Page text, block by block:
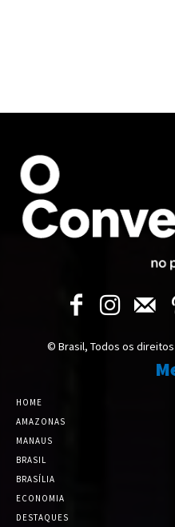
© Brasil, Todos os
HOME
AMAZONAS
MANAUS
BRASIL
BRASÍLIA
ECONOMIA
DESTAQUES